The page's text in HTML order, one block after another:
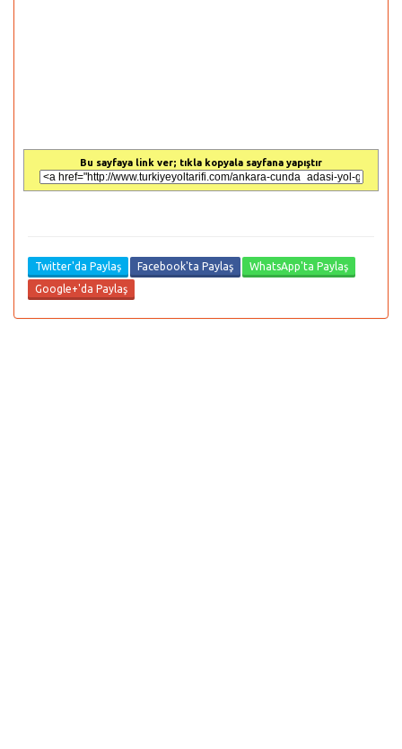
Bu sayfaya link ver; tıkla kopyala sayfana yapıştır
Twitter'da Paylaş Facebook'ta Paylaş
WhatsApp'ta Paylaş
Google+'da Paylaş